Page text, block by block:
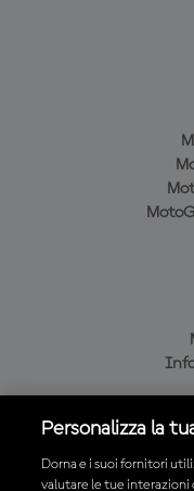
Personalizza la
Dorna e i suoi fornitori
valutare le tue interazioni